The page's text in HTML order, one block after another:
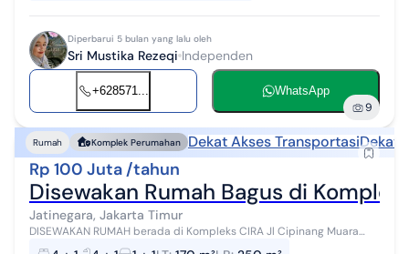
Diperbarui 5 bulan yang lalu oleh
Sri Mustika Rezeqi Independen
+628571... WhatsApp
9
Rumah Komplek Perumahan Dekat Akses TransportasiDekat
Rp 100 Juta /tahun
Disewakan Rumah Bagus di
Jatinegara, Jakarta Timur
DISEWAKAN RUMAH berada di Kompleks CIRA Jl Cipinang Muara
dekat Mall Basura Akses jalan masuk melalui 1 pintu (one gate) dgn